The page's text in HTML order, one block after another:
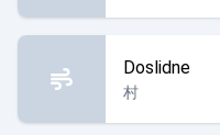
Doslidne
村